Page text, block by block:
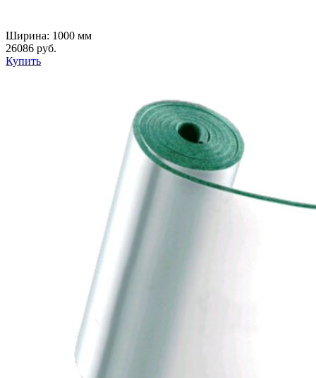
Ширина: 1000 мм
26086 руб.
Купить